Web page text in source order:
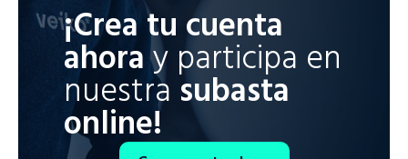
¡Crea tu cuenta
ahoray participa en
nuestrasubasta
online!